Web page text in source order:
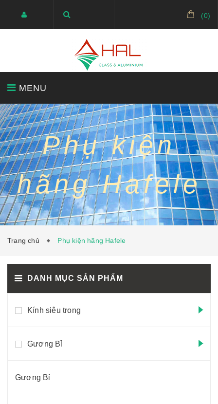
(0)
MENU
BÁO GIÁ KÍNH SIÊU TRONG GƯƠNG
KÍNH TRANG TRÍ KÍNH CƯỜNG LỰC CỬA NHÔM
Phụ kiện
hãng Hafele
Trang chủ Phụ kiện hãng Hafele
DANH MỤC SẢN PHẨM
Kính siêu trong
Gương Bỉ
Gương Bỉ